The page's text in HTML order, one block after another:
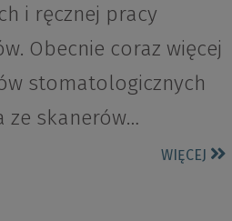
i ręcznej pracy
Obecnie coraz więcej
stomatologicznych
ze skanerów…
WIĘCEJ